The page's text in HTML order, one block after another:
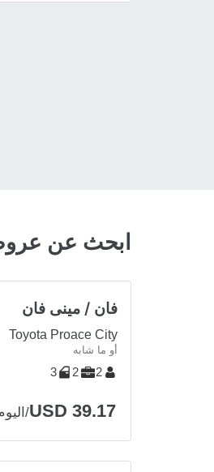
ابحث عن
فان / مينى فان
Toyota Proace City
أو ما شابه
2
2
3
USD 39.17
/